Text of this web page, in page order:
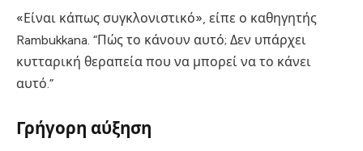
«Είναι κάπως συγκλονιστικό», είπε ο καθηγητής
Rambukkana. “Πώς το κάνουν αυτό; Δεν υπάρχει
κυτταρική θεραπεία που να μπορεί να το κάνει
αυτό.”
Γρήγορη αύξηση